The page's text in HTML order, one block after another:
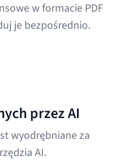
w formacie PDF
je bezpośrednio.
przez AI
wyodrębniane za
AI.